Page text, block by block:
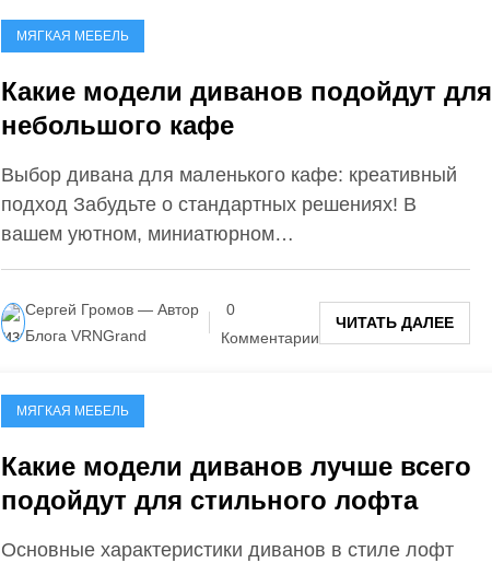
МЯГКАЯ МЕБЕЛЬ
Какие модели диванов подойдут для
небольшого кафе
Выбор дивана для маленького кафе: креативный
подход Забудьте о стандартных решениях! В
вашем уютном, миниатюрном…
Сергей Громов — Автор
Блога VRNGrand
0
Комментарии
ЧИТАТЬ ДАЛЕЕ
МЯГКАЯ МЕБЕЛЬ
Какие модели диванов лучше всего
подойдут для стильного лофта
Основные характеристики диванов в стиле лофт